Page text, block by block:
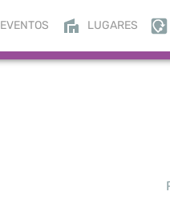
EVENTOS LUGARES